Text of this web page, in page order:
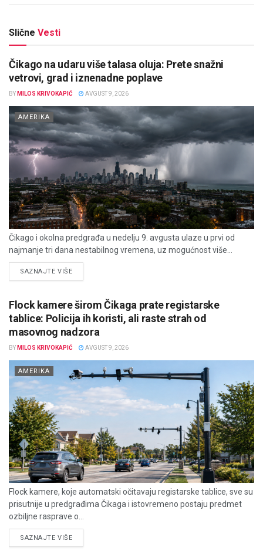
Slične Vesti
Čikago na udaru više talasa oluja: Prete snažni
vetrovi, grad i iznenadne poplave
BY MILOS KRIVOKAPIĆ AVGUST 9, 2026
AMERIKA
Čikago i okolna predgrađa u nedelju 9. avgusta ulaze u prvi od
najmanje tri dana nestabilnog vremena, uz mogućnost više...
SAZNAJTE VIŠEDETAILS
Flock kamere širom Čikaga prate registarske
tablice: Policija ih koristi, ali raste strah od
masovnog nadzora
BY MILOS KRIVOKAPIĆ AVGUST 9, 2026
AMERIKA
Flock kamere, koje automatski očitavaju registarske tablice, sve su
prisutnije u predgrađima Čikaga i istovremeno postaju predmet
ozbiljne rasprave o...
SAZNAJTE VIŠEDETAILS